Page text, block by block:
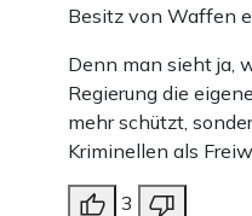
Besitz von Waffen
Denn man sieht ja,
Regierung die
mehr schützt,
Kriminellen als
3